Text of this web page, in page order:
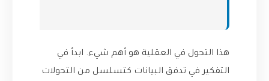
هذا التحول في العقلية هو أهم شيء. ابدأ في
التفكير في تدفق البيانات كتسلسل من التحولات